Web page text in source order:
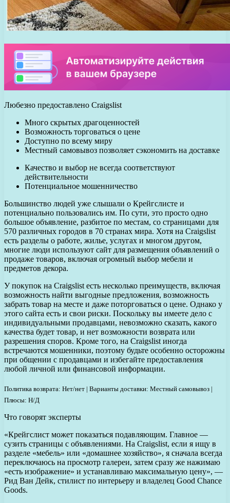
Любезно предоставлено Craigslist
Много скрытых драгоценностей
Возможность торговаться о цене
Доступно по всему миру
Местный самовывоз позволяет сэкономить на доставке
Качество и выбор не всегда соответствуют
действительности
Потенциальное мошенничество
Большинство людей уже слышали о Крейгслисте и
потенциально пользовались им. По сути, это просто одно
большое объявление, разбитое по местам, со страницами для
570 различных городов в 70 странах мира. Хотя на Craigslist
есть разделы о работе, жилье, услугах и многом другом,
многие люди используют сайт для размещения объявлений о
продаже товаров, включая огромный выбор мебели и
предметов декора.
У покупок на Craigslist есть несколько преимуществ, включая
возможность найти выгодные предложения, возможность
забрать товар на месте и даже поторговаться о цене. Однако у
этого сайта есть и свои риски. Поскольку вы имеете дело с
индивидуальными продавцами, невозможно сказать, какого
качества будет товар, и нет возможности возврата или
разрешения споров. Кроме того, на Craigslist иногда
встречаются мошенники, поэтому будьте особенно осторожны
при общении с продавцами и избегайте предоставления
любой личной или финансовой информации.
Политика возврата: Нет/нет | Варианты доставки: Местный самовывоз |
Плюсы: Н/Д
Что говорят эксперты
«Крейгслист может показаться подавляющим. Главное —
сузить страницы с объявлениями. На Craigslist, если я ищу в
разделе «мебель» или «домашнее хозяйство», я сначала всегда
переключаюсь на просмотр галереи, затем сразу же нажимаю
«есть изображение» и устанавливаю максимальную цену», —
Рид Ван Дейк, стилист по интерьеру и владелец Good Chance
Goods.